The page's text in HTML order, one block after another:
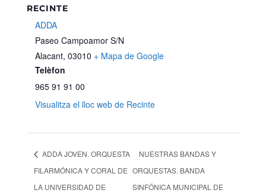
RECINTE
ADDA
Paseo Campoamor S/N
Alacant, 03010 + Mapa de Google
Telèfon
965 91 91 00
Visualitza el lloc web de Recinte
ADDA JOVEN. ORQUESTA
FILARMÓNICA Y CORAL DE
LA UNIVERSIDAD DE
NUESTRAS BANDAS Y
ORQUESTAS. BANDA
SINFÓNICA MUNICIPAL DE